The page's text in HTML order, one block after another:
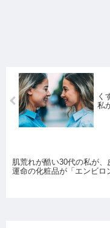
く
私
肌荒れが酷い30代の私が、
運命の化粧品が「エンビロ